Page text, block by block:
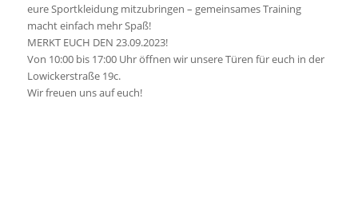
eure Sportkleidung mitzubringen – gemeinsames Training
macht einfach mehr Spaß!
MERKT EUCH DEN 23.09.2023!
Von 10:00 bis 17:00 Uhr öffnen wir unsere Türen für euch in der
Lowickerstraße 19c.
Wir freuen uns auf euch!